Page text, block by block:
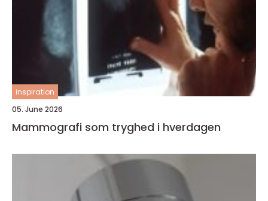
inspiration
05. June 2026
Mammografi som tryghed i hverdagen